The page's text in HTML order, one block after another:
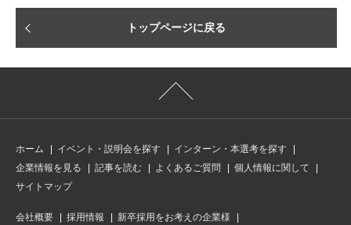
トップページに戻る
ホーム イベント・説明会を探す
インターン・本選考を探す
企業情報を見る
記事を読む よくあるご質問
個人情報に関して
サイトマップ
会社概要 採用情報 新卒採用をお考えの企業様